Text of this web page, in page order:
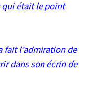
était le point
fait l’admiration de
dans son écrin de